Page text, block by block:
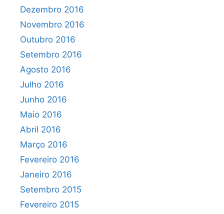
Dezembro 2016
Novembro 2016
Outubro 2016
Setembro 2016
Agosto 2016
Julho 2016
Junho 2016
Maio 2016
Abril 2016
Março 2016
Fevereiro 2016
Janeiro 2016
Setembro 2015
Fevereiro 2015